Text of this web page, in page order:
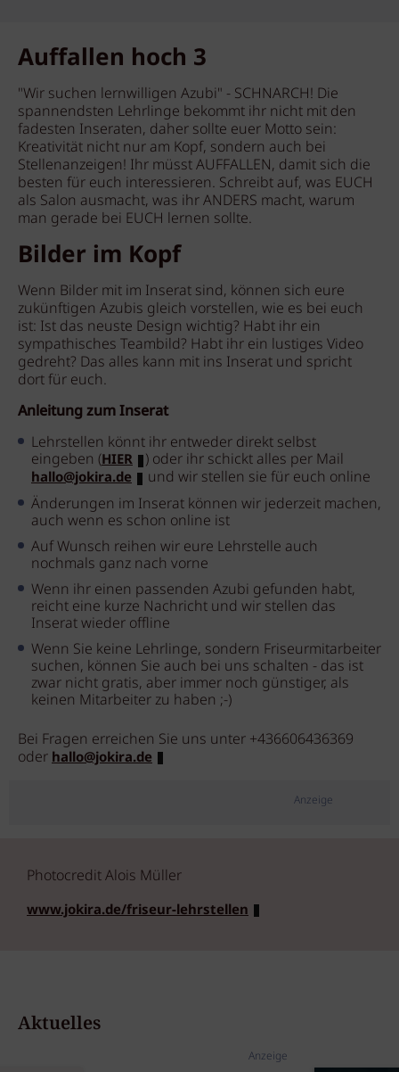
Auffallen hoch 3
"Wir suchen lernwilligen Azubi" - SCHNARCH! Die
spannendsten Lehrlinge bekommt ihr nicht mit den
fadesten Inseraten, daher sollte euer Motto sein:
Kreativität nicht nur am Kopf, sondern auch bei
Stellenanzeigen! Ihr müsst AUFFALLEN, damit sich die
besten für euch interessieren. Schreibt auf, was EUCH
als Salon ausmacht, was ihr ANDERS macht, warum
man gerade bei EUCH lernen sollte.
Bilder im Kopf
Wenn Bilder mit im Inserat sind, können sich eure
zukünftigen Azubis gleich vorstellen, wie es bei euch
ist: Ist das neuste Design wichtig? Habt ihr ein
sympathisches Teambild? Habt ihr ein lustiges Video
gedreht? Das alles kann mit ins Inserat und spricht
dort für euch.
Anleitung zum Inserat
Lehrstellen könnt ihr entweder direkt selbst
eingeben (HIER ) oder ihr schickt alles per Mail
hallo@jokira.de
und wir stellen sie für euch online
Änderungen im Inserat können wir jederzeit machen,
auch wenn es schon online ist
Auf Wunsch reihen wir eure Lehrstelle auch
nochmals ganz nach vorne
Wenn ihr einen passenden Azubi gefunden habt,
reicht eine kurze Nachricht und wir stellen das
Inserat wieder offline
Wenn Sie keine Lehrlinge, sondern Friseurmitarbeiter
suchen, können Sie auch bei uns schalten - das ist
zwar nicht gratis, aber immer noch günstiger, als
keinen Mitarbeiter zu haben ;-)
Bei Fragen erreichen Sie uns unter +436606436369
oderhallo@jokira.de
Anzeige
Photocredit Alois Müller
www.jokira.de/friseur-lehrstellen
Aktuelles
Anzeige